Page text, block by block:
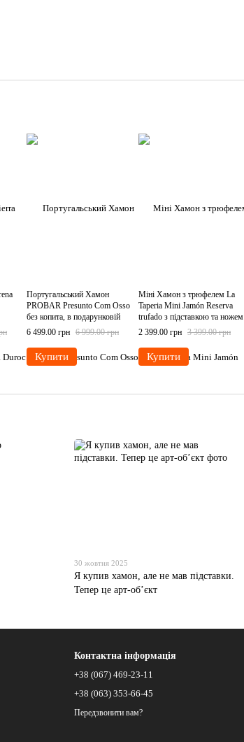
Португальський Хамон
PROBAR Presunto Com Osso
без копита, в подарунковій
упаковці, з дерев'яною
підставкою 7,5- 8кг
6 499.00 грн 6 999.00 грн
Купити
Міні Хамон з трюфелем La
Taperia Mini Jamón Reserva
trufado з підставкою та ножем
950г, Іспанія
2 399.00 грн 3 399.00 грн
Купити
30 жовтня 2025
Я купив хамон, але не мав підставки.
Тепер це арт-об’єкт
Контактна інформація
+38 (067) 469-23-11
+38 (063) 353-66-45
Передзвонити вам?